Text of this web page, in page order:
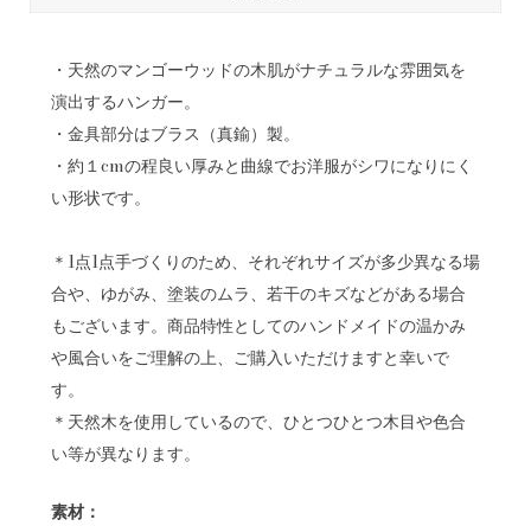
・天然のマンゴーウッドの木肌がナチュラルな雰囲気を
演出するハンガー。
・金具部分はブラス（真鍮）製。
・約１cmの程良い厚みと曲線でお洋服がシワになりにく
い形状です。
＊1点1点手づくりのため、それぞれサイズが多少異なる場
合や、ゆがみ、塗装のムラ、若干のキズなどがある場合
もございます。商品特性としてのハンドメイドの温かみ
や風合いをご理解の上、ご購入いただけますと幸いで
す。
＊天然木を使用しているので、ひとつひとつ木目や色合
い等が異なります。
素材：